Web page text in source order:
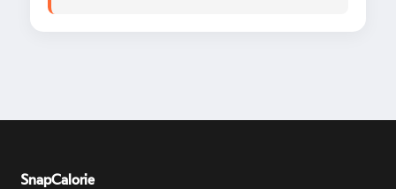
SnapCalorie